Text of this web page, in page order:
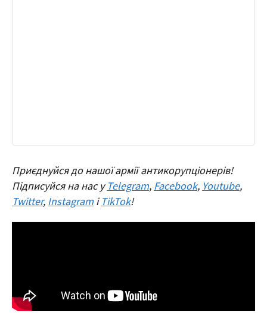
Приєднуйся до нашої армії антикорупціонерів!
Підписуйся на нас уTelegram,Facebook,Youtube,
Twitter,Instagram іTikTok!